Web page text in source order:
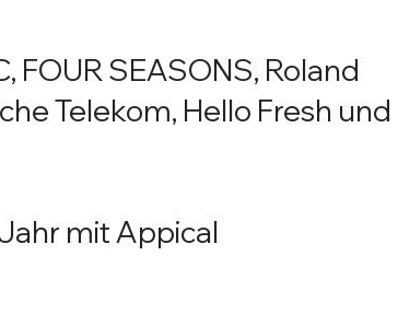
FOUR SEASONS, Roland
Telekom, Hello Fresh und
mit Appical